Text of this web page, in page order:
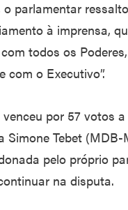
parlamentar
à imprensa,
todos os Poderes,
com o Executivo”.
venceu por 57 votos a
Simone Tebet (MDB-
pelo próprio
na disputa.